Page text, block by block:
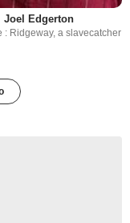
Joel Edgerton
: Ridgeway, a slavecatcher